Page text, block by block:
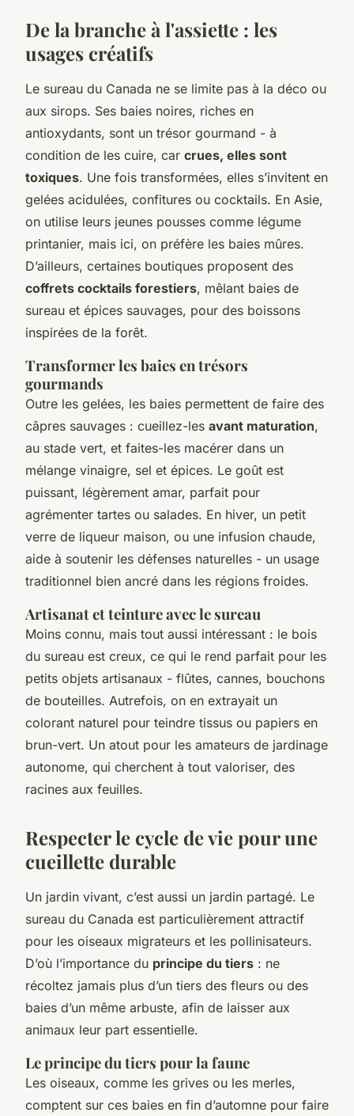
De la branche à l'assiette : les
usages créatifs
Le sureau du Canada ne se limite pas à la déco ou
aux sirops. Ses baies noires, riches en
antioxydants, sont un trésor gourmand - à
condition de les cuire, car crues, elles sont
toxiques. Une fois transformées, elles s’invitent en
gelées acidulées, confitures ou cocktails. En Asie,
on utilise leurs jeunes pousses comme légume
printanier, mais ici, on préfère les baies mûres.
D’ailleurs, certaines boutiques proposent des
coffrets cocktails forestiers, mêlant baies de
sureau et épices sauvages, pour des boissons
inspirées de la forêt.
Transformer les baies en trésors
gourmands
Outre les gelées, les baies permettent de faire des
câpres sauvages : cueillez-les avant maturation,
au stade vert, et faites-les macérer dans un
mélange vinaigre, sel et épices. Le goût est
puissant, légèrement amar, parfait pour
agrémenter tartes ou salades. En hiver, un petit
verre de liqueur maison, ou une infusion chaude,
aide à soutenir les défenses naturelles - un usage
traditionnel bien ancré dans les régions froides.
Artisanat et teinture avec le sureau
Moins connu, mais tout aussi intéressant : le bois
du sureau est creux, ce qui le rend parfait pour les
petits objets artisanaux - flûtes, cannes, bouchons
de bouteilles. Autrefois, on en extrayait un
colorant naturel pour teindre tissus ou papiers en
brun-vert. Un atout pour les amateurs de jardinage
autonome, qui cherchent à tout valoriser, des
racines aux feuilles.
Respecter le cycle de vie pour une
cueillette durable
Un jardin vivant, c’est aussi un jardin partagé. Le
sureau du Canada est particulièrement attractif
pour les oiseaux migrateurs et les pollinisateurs.
D’où l’importance du principe du tiers : ne
récoltez jamais plus d’un tiers des fleurs ou des
baies d’un même arbuste, afin de laisser aux
animaux leur part essentielle.
Le principe du tiers pour la faune
Les oiseaux, comme les grives ou les merles,
comptent sur ces baies en fin d’automne pour faire